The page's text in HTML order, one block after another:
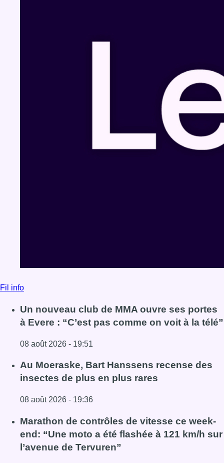
Fil info
Un nouveau club de MMA ouvre ses portes
à Evere : “C’est pas comme on voit à la télé”
08 août 2026 - 19:51
Lire l'article Un nouveau club de MMA ouvre ses portes à
Au Moeraske, Bart Hanssens recense des
insectes de plus en plus rares
08 août 2026 - 19:36
Lire l'article Au Moeraske, Bart Hanssens recense des
Marathon de contrôles de vitesse ce week-
end: “Une moto a été flashée à 121 km/h sur
l’avenue de Tervuren”